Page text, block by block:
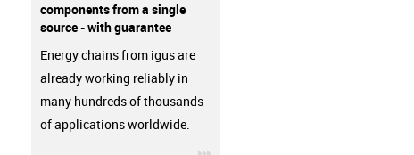
components from a single
source - with guarantee
Energy chains from igus are
already working reliably in
many hundreds of thousands
of applications worldwide.